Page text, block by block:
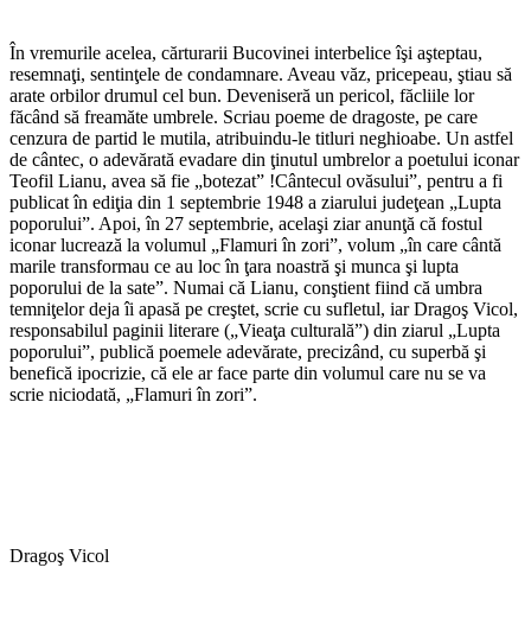
În vremurile acelea, cărturarii Bucovinei interbelice îşi aşteptau,
resemnaţi, sentinţele de condamnare. Aveau văz, pricepeau, ştiau să
arate orbilor drumul cel bun. Deveniseră un pericol, făcliile lor
făcând să freamăte umbrele. Scriau poeme de dragoste, pe care
cenzura de partid le mutila, atribuindu-le titluri neghioabe. Un astfel
de cântec, o adevărată evadare din ţinutul umbrelor a poetului iconar
Teofil Lianu, avea să fie „botezat” !Cântecul ovăsului”, pentru a fi
publicat în ediţia din 1 septembrie 1948 a ziarului judeţean „Lupta
poporului”. Apoi, în 27 septembrie, acelaşi ziar anunţă că fostul
iconar lucrează la volumul „Flamuri în zori”, volum „în care cântă
marile transformau ce au loc în ţara noastră şi munca şi lupta
poporului de la sate”. Numai că Lianu, conştient fiind că umbra
temniţelor deja îi apasă pe creştet, scrie cu sufletul, iar Dragoş Vicol,
responsabilul paginii literare („Vieaţa culturală”) din ziarul „Lupta
poporului”, publică poemele adevărate, precizând, cu superbă şi
benefică ipocrizie, că ele ar face parte din volumul care nu se va
scrie niciodată, „Flamuri în zori”.
Dragoş Vicol